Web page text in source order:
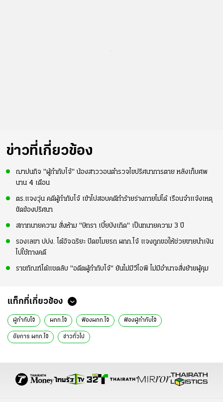
ข่าวที่เกี่ยวข้อง
ฌาปนกิจ "ผู้กำกับโจ้" น้องสาววอนตำรวจไขปริศนาการตาย หลังเก็บศพ
นาน 4 เดือน
ตร.แจงวุ่น คดีผู้กำกับโจ้ เข้าไปสอบคดีทำร้ายร่างกายไม่ได้ เรือนจำแจ้งเหตุ
ขัดข้องปริศนา
สภาทนายความ สั่งห้าม "ษิทรา เบี้ยบังเกิด" เป็นทนายความ 3 ปี
รองเลขา ปปง. โต้อัจฉริยะ ปัดขโมยรถ ผกก.โจ้ แจงถูกขอให้ช่วยขายนำเงิน
ไปใช้ทางคดี
ราชทัณฑ์โต้แชตลับ "อดีตผู้กำกับโจ้" ยันไม่มีวีไอพี ไม่มีอำนาจสั่งย้ายผู้คุม
แท็กที่เกี่ยวข้อง
ผู้กำกับโจ้ ผกก.โจ้ ฟ้องผกก.โจ้ ฟ้องผู้กำกับโจ้
อัยการ ผกก.โจ้ ข่าวทั่วไป